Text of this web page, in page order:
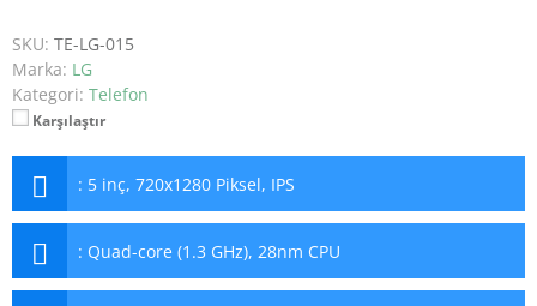
SKU: TE-LG-015
Marka: LG
Kategori: Telefon
Karşılaştır
: 5 inç, 720x1280 Piksel, IPS
: Quad-core (1.3 GHz), 28nm CPU